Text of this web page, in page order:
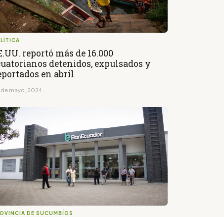
reportó más de 16.000
detenidos, expulsados y
en abril
mayo, 2024
DE SUCUMBÍOS